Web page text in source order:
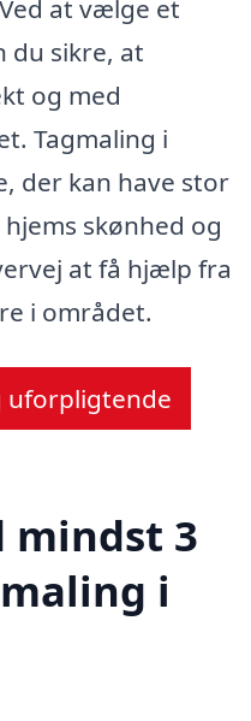
at vælge et
du sikre, at
og med
Tagmaling i
der kan have stor
skønhed og
at få hjælp fra
i området.
uforpligtende
3
i